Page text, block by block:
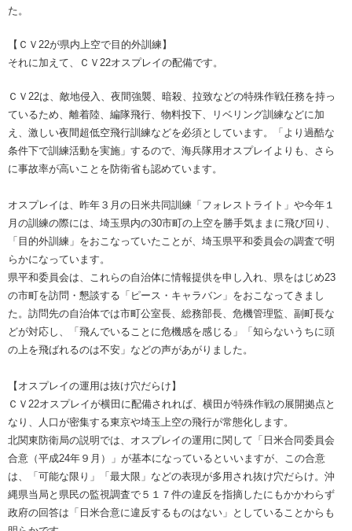
た。
【ＣＶ22が県内上空で目的外訓練】
それに加えて、ＣＶ22オスプレイの配備です。
ＣＶ22は、敵地侵入、夜間強襲、暗殺、拉致などの特殊作戦任務を持っ
ているため、離着陸、編隊飛行、物料投下、リベリング訓練などに加
え、激しい夜間超低空飛行訓練などを必須としています。「より過酷な
条件下で訓練活動を実施」するので、海兵隊用オスプレイよりも、さら
に事故率が高いことを防衛省も認めています。
オスプレイは、昨年３月の日米共同訓練「フォレストライト」や今年１
月の訓練の際には、埼玉県内の30市町の上空を勝手気ままに飛び回り、
「目的外訓練」をおこなっていたことが、埼玉県平和委員会の調査で明
らかになっています。
県平和委員会は、これらの自治体に情報提供を申し入れ、県をはじめ23
の市町を訪問・懇談する「ピース・キャラバン」をおこなってきまし
た。訪問先の自治体では市町公室長、総務部長、危機管理監、副町長な
どが対応し、「飛んでいることに危機感を感じる」「知らないうちに頭
の上を飛ばれるのは不安」などの声があがりました。
【オスプレイの運用は抜け穴だらけ】
ＣＶ22オスプレイが横田に配備されれば、横田が特殊作戦の展開拠点と
なり、人口が密集する東京や埼玉上空の飛行が常態化します。
北関東防衛局の説明では、オスプレイの運用に関して「日米合同委員会
合意（平成24年９月）」が基本になっているといいますが、この合意
は、「可能な限り」「最大限」などの表現が多用され抜け穴だらけ。沖
縄県当局と県民の監視調査で５１７件の違反を指摘したにもかかわらず
政府の回答は「日米合意に違反するものはない」としていることからも